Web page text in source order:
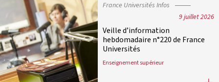
France Universités Infos
9 juillet 2026
Veille d’information
hebdomadaire n°220 de France
Universités
Enseignement supérieur